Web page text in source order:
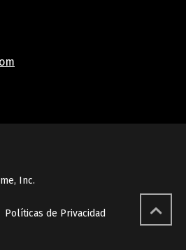
Inc.
Políticas de Privacidad